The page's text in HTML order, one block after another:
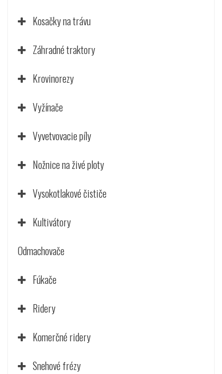
Kosačky na trávu
Záhradné traktory
Krovinorezy
Vyžínače
Vyvetvovacie píly
Nožnice na živé ploty
Vysokotlakové čističe
Kultivátory
Odmachovače
Fúkače
Ridery
Komerčné ridery
Snehové frézy